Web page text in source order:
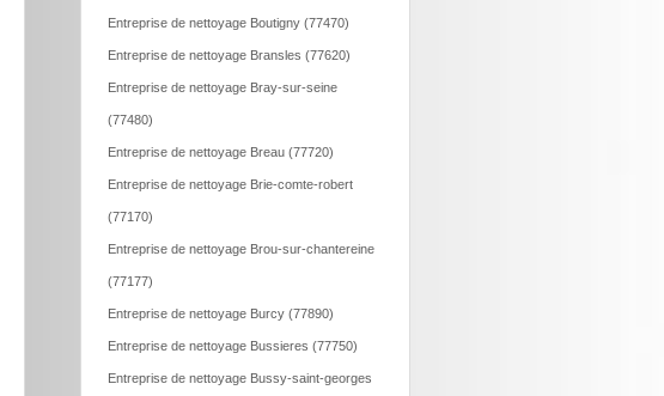
Entreprise de nettoyage Boutigny (77470)
Entreprise de nettoyage Bransles (77620)
Entreprise de nettoyage Bray-sur-seine
(77480)
Entreprise de nettoyage Breau (77720)
Entreprise de nettoyage Brie-comte-robert
(77170)
Entreprise de nettoyage Brou-sur-chantereine
(77177)
Entreprise de nettoyage Burcy (77890)
Entreprise de nettoyage Bussieres (77750)
Entreprise de nettoyage Bussy-saint-georges